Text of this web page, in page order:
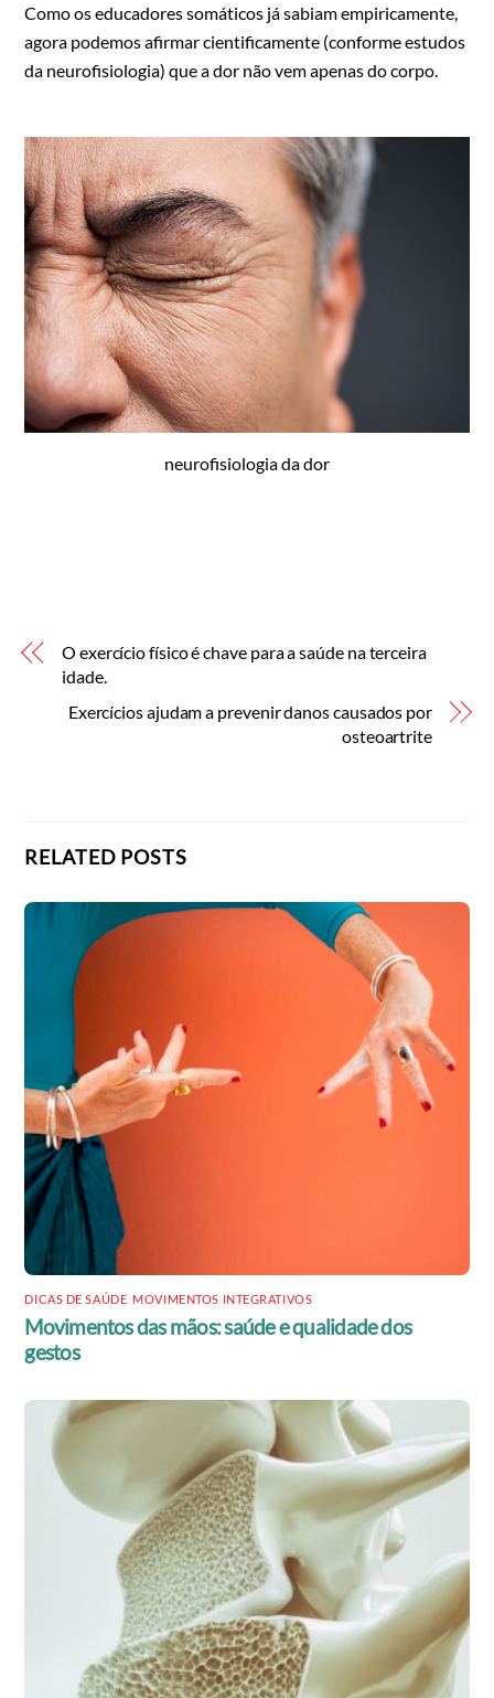
Como os educadores somáticos já sabiam empiricamente,
agora podemos afirmar cientificamente (conforme estudos
da neurofisiologia) que a dor não vem apenas do corpo.
neurofisiologia da dor
O exercício físico é chave para a saúde na terceira
idade.
Exercícios ajudam a prevenir danos causados por
osteoartrite
RELATED POSTS
DICAS DE SAÚDE MOVIMENTOS INTEGRATIVOS
Movimentos das mãos: saúde e qualidade dos
gestos